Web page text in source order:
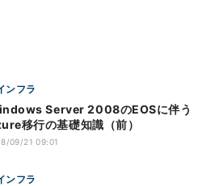
ンフラ
Server 2008のEOSに伴う
移行の基礎知識（前）
09/21 09:01
ンフラ